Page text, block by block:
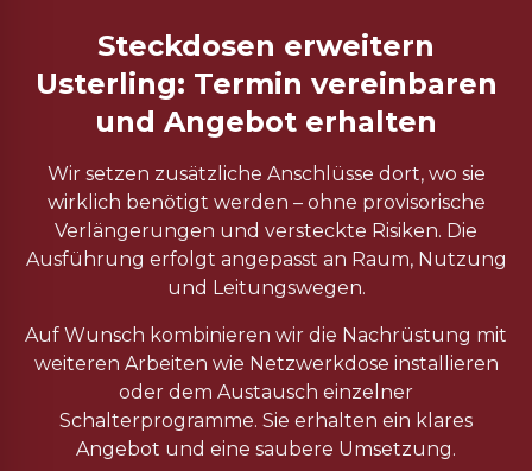
Steckdosen erweitern
Usterling: Termin vereinbaren
und Angebot erhalten
Wir setzen zusätzliche Anschlüsse dort, wo sie
wirklich benötigt werden – ohne provisorische
Verlängerungen und versteckte Risiken. Die
Ausführung erfolgt angepasst an Raum, Nutzung
und Leitungswegen.
Auf Wunsch kombinieren wir die Nachrüstung mit
weiteren Arbeiten wie Netzwerkdose installieren
oder dem Austausch einzelner
Schalterprogramme. Sie erhalten ein klares
Angebot und eine saubere Umsetzung.